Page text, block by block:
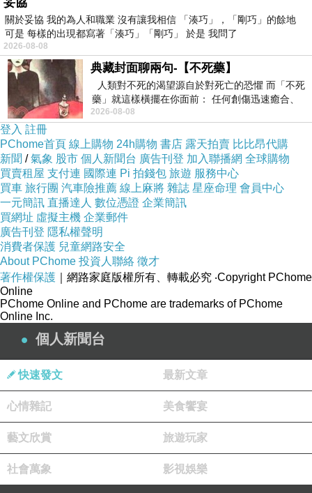
延伸閱讀：《外公的大衣》、《喬瑟夫有件舊外套》
#野人讀冊店
#爺爺一定有辦法
#兒童繪本
上一篇：《迷宮》多納托·卡瑞西
下一篇：《戰場來的信》提姆西‧德佛貝勒
關於妥協 我的為人和職業 沒有讓我相信 「湊巧」，「剛巧」的餘地
可是 每樣的出現都寫著「湊巧」「剛巧」 於是 我問了
2026-08-08
典藏封面聊兩句-【不死藥】
人類對不死的渴望源自於對死亡的恐懼 而「不死
藥」就這樣橫擺在你面前： 任何創傷迅速癒合、
停止衰老、痛覺消失…堪
2026-08-08
登入 註冊
PChome首頁 線上購物 24h購物 書店 露天拍賣 比比昂代購
新聞 /氣象 股市 個人新聞台 廣告刊登 加入聯播網 全球購物
買賣租屋 支付連 國際連 Pi 拍錢包 旅遊 服務中心
買車 旅行團 汽車險推薦 線上麻將 雜誌 星座命理 會員中心
一元簡訊 直播達人 數位憑證 企業簡訊
買網址 虛擬主機 企業郵件
廣告刊登 隱私權聲明
消費者保護 兒童網路安全
About PChome 投資人聯絡 徵才
著作權保護 ｜網路家庭版權所有、轉載必究 ‧Copyright PChome
Online
PChome Online and PChome are trademarks of PChome
Online Inc.
個人新聞台
快速發文 最新文章
心情雜記 美食饗宴
藝文欣賞 旅遊玩家
社會萬象 影視娛樂